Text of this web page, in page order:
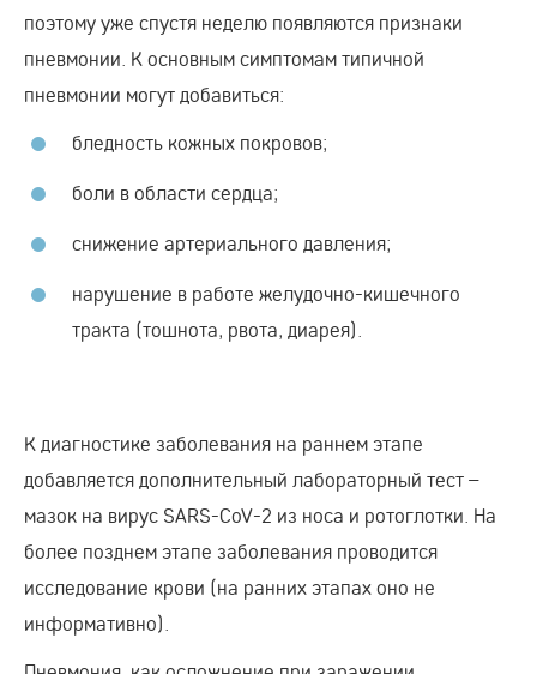
поэтому уже спустя неделю появляются признаки
пневмонии. К основным симптомам типичной
пневмонии могут добавиться:
бледность кожных покровов;
боли в области сердца;
снижение артериального давления;
нарушение в работе желудочно-кишечного
тракта (тошнота, рвота, диарея).
К диагностике заболевания на раннем этапе
добавляется дополнительный лабораторный тест –
мазок на вирус SARS-CoV-2 из носа и ротоглотки. На
более позднем этапе заболевания проводится
исследование крови (на ранних этапах оно не
информативно).